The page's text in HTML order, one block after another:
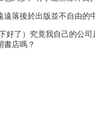
落後於出版並不自由的
好了）究竟我自己的公
書店嗎？